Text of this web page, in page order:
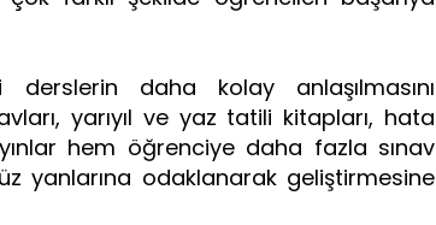
daha kolay anlaşılmasını
yarıyıl ve yaz tatili kitapları, hata
hem öğrenciye daha fazla sınav
yanlarına odaklanarak geliştirmesine